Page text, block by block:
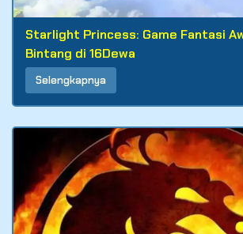
Starlight Princess: Game Fantasi
Bintang di 16Dewa
Selengkapnya